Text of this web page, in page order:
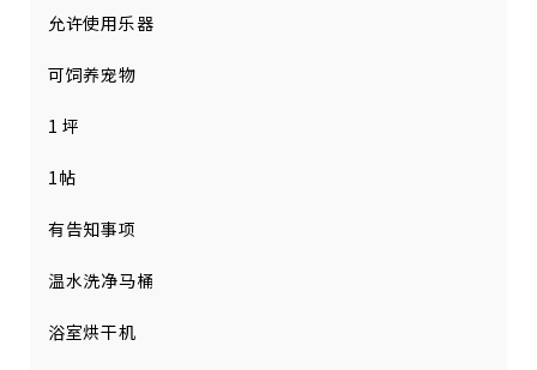
允许使用乐器
可饲养宠物
1 坪
1帖
有告知事项
温水洗净马桶
浴室烘干机